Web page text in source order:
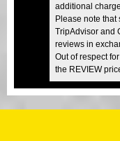
additional
Please note that
TripAdvisor and
reviews in
Out of respect
the REVIEW